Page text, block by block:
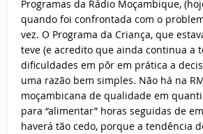
Programas da Rádio Moçambique,
quando foi confrontada com o
vez. O Programa da Criança, que
teve (e acredito que ainda continua a
dificuldades em pôr em prática a
uma razão bem simples. Não há na
moçambicana de qualidade em
para “alimentar” horas seguidas de
haverá tão cedo, porque a tendência